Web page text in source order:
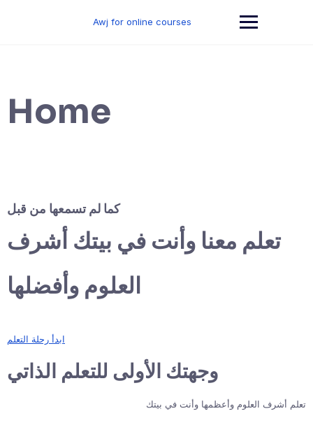
Awj for online courses
Home
كما لم تسمعها من قبل
تعلم معنا وأنت في بيتك أشرف
العلوم وأفضلها
ابدأ رحلة التعلم
وجهتك الأولى للتعلم الذاتي
تعلم أشرف العلوم وأعظمها وأنت في بيتك